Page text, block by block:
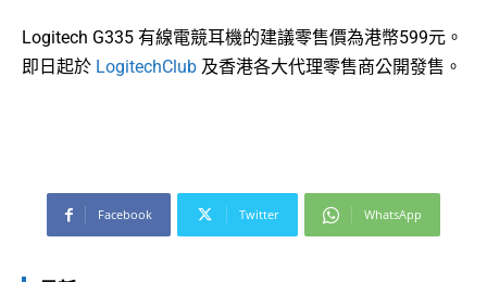
Logitech G335 有線電競耳機的建議零售價為港幣599元。
即日起於 LogitechClub 及香港各大代理零售商公開發售。
Facebook Twitter WhatsApp